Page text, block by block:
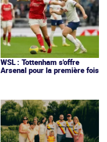
WSL : Tottenham s'offre
Arsenal pour la première fois